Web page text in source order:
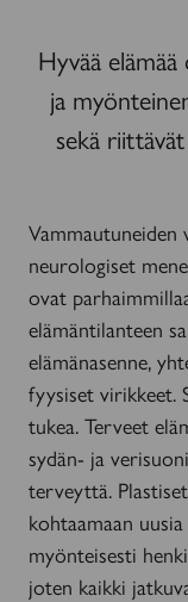
Hyvää
ja
sekä
Vammautuneiden
neurologiset
ovat
elämäntilanteen
elämänasenne,
fyysiset virikkeet.
tukea. Terveet
sydän- ja
terveyttä.
kohtaamaan
myönteisesti
joten kaikki